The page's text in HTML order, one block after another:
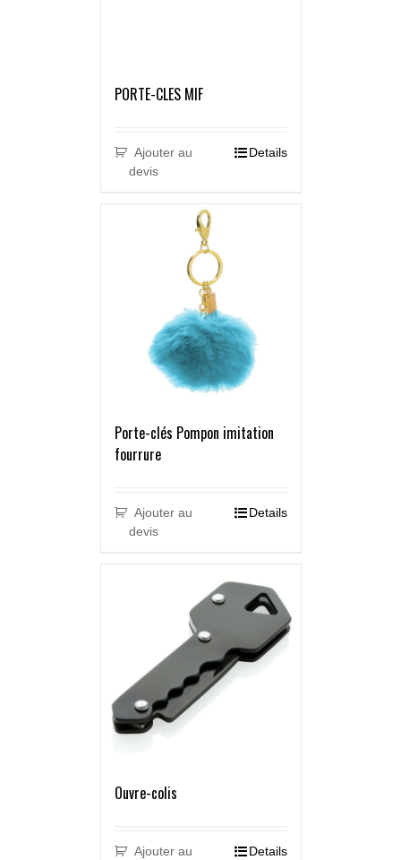
PORTE-CLES MIF
Ajouter au
devis
Details
Porte-clés Pompon imitation
fourrure
Ajouter au
devis
Details
Ouvre-colis
Ajouter au
Details